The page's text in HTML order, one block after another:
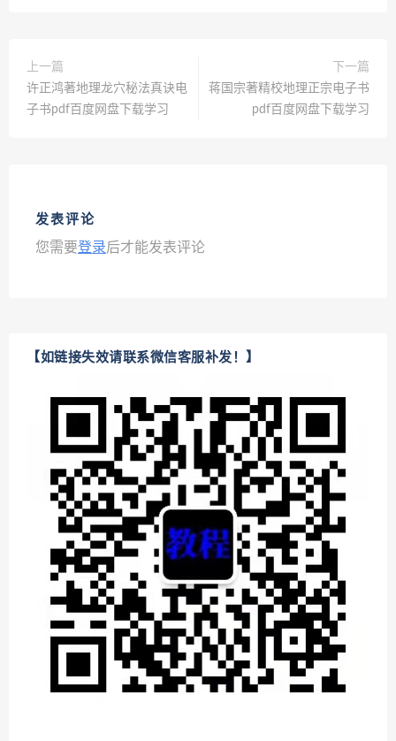
上一篇
许正鸿著地理龙穴秘法真诀电
子书pdf百度网盘下载学习
下一篇
蒋国宗著精校地理正宗电子书
pdf百度网盘下载学习
发表评论
您需要登录后才能发表评论
【如链接失效请联系微信客服补发！】